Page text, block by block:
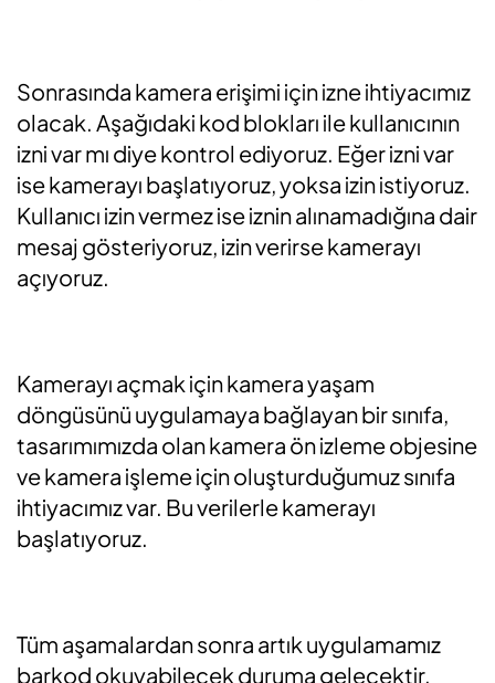
Sonrasında kamera erişimi için izne ihtiyacımız
olacak. Aşağıdaki kod blokları ile kullanıcının
izni var mı diye kontrol ediyoruz. Eğer izni var
ise kamerayı başlatıyoruz, yoksa izin istiyoruz.
Kullanıcı izin vermez ise iznin alınamadığına dair
mesaj gösteriyoruz, izin verirse kamerayı
açıyoruz.
Kamerayı açmak için kamera yaşam
döngüsünü uygulamaya bağlayan bir sınıfa,
tasarımımızda olan kamera ön izleme objesine
ve kamera işleme için oluşturduğumuz sınıfa
ihtiyacımız var. Bu verilerle kamerayı
başlatıyoruz.
Tüm aşamalardan sonra artık uygulamamız
barkod okuyabilecek duruma gelecektir.